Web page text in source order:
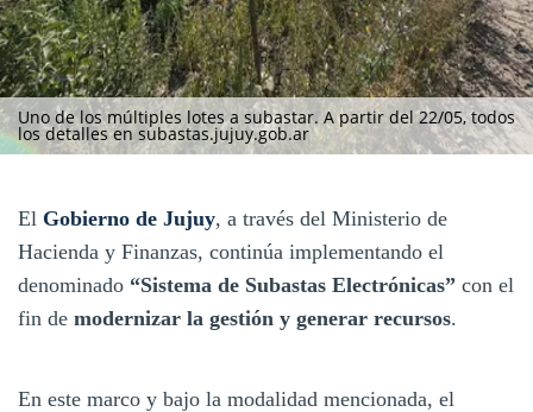
Uno de los múltiples lotes a subastar. A partir del 22/05, todos
los detalles en subastas.jujuy.gob.ar
El Gobierno de Jujuy, a través del Ministerio de
Hacienda y Finanzas, continúa implementando el
denominado “Sistema de Subastas Electrónicas” con el
fin de modernizar la gestión y generar recursos.
En este marco y bajo la modalidad mencionada, el